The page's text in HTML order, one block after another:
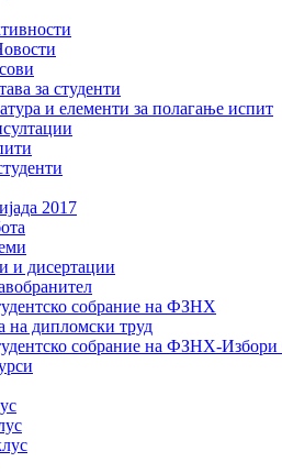
за студенти
и елементи за полагање испит
2017
и дисертации
собрание на ФЗНХ
на дипломски труд
собрание на ФЗНХ-